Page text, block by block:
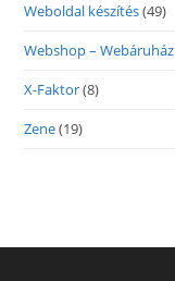
Weboldal készítés(49)
Webshop – Webáruház
X-Faktor(8)
Zene(19)